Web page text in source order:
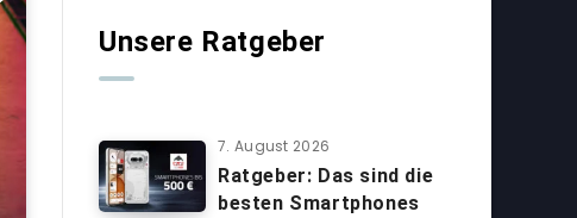
Unsere Ratgeber
7. August 2026
Ratgeber: Das sind die
besten Smartphones